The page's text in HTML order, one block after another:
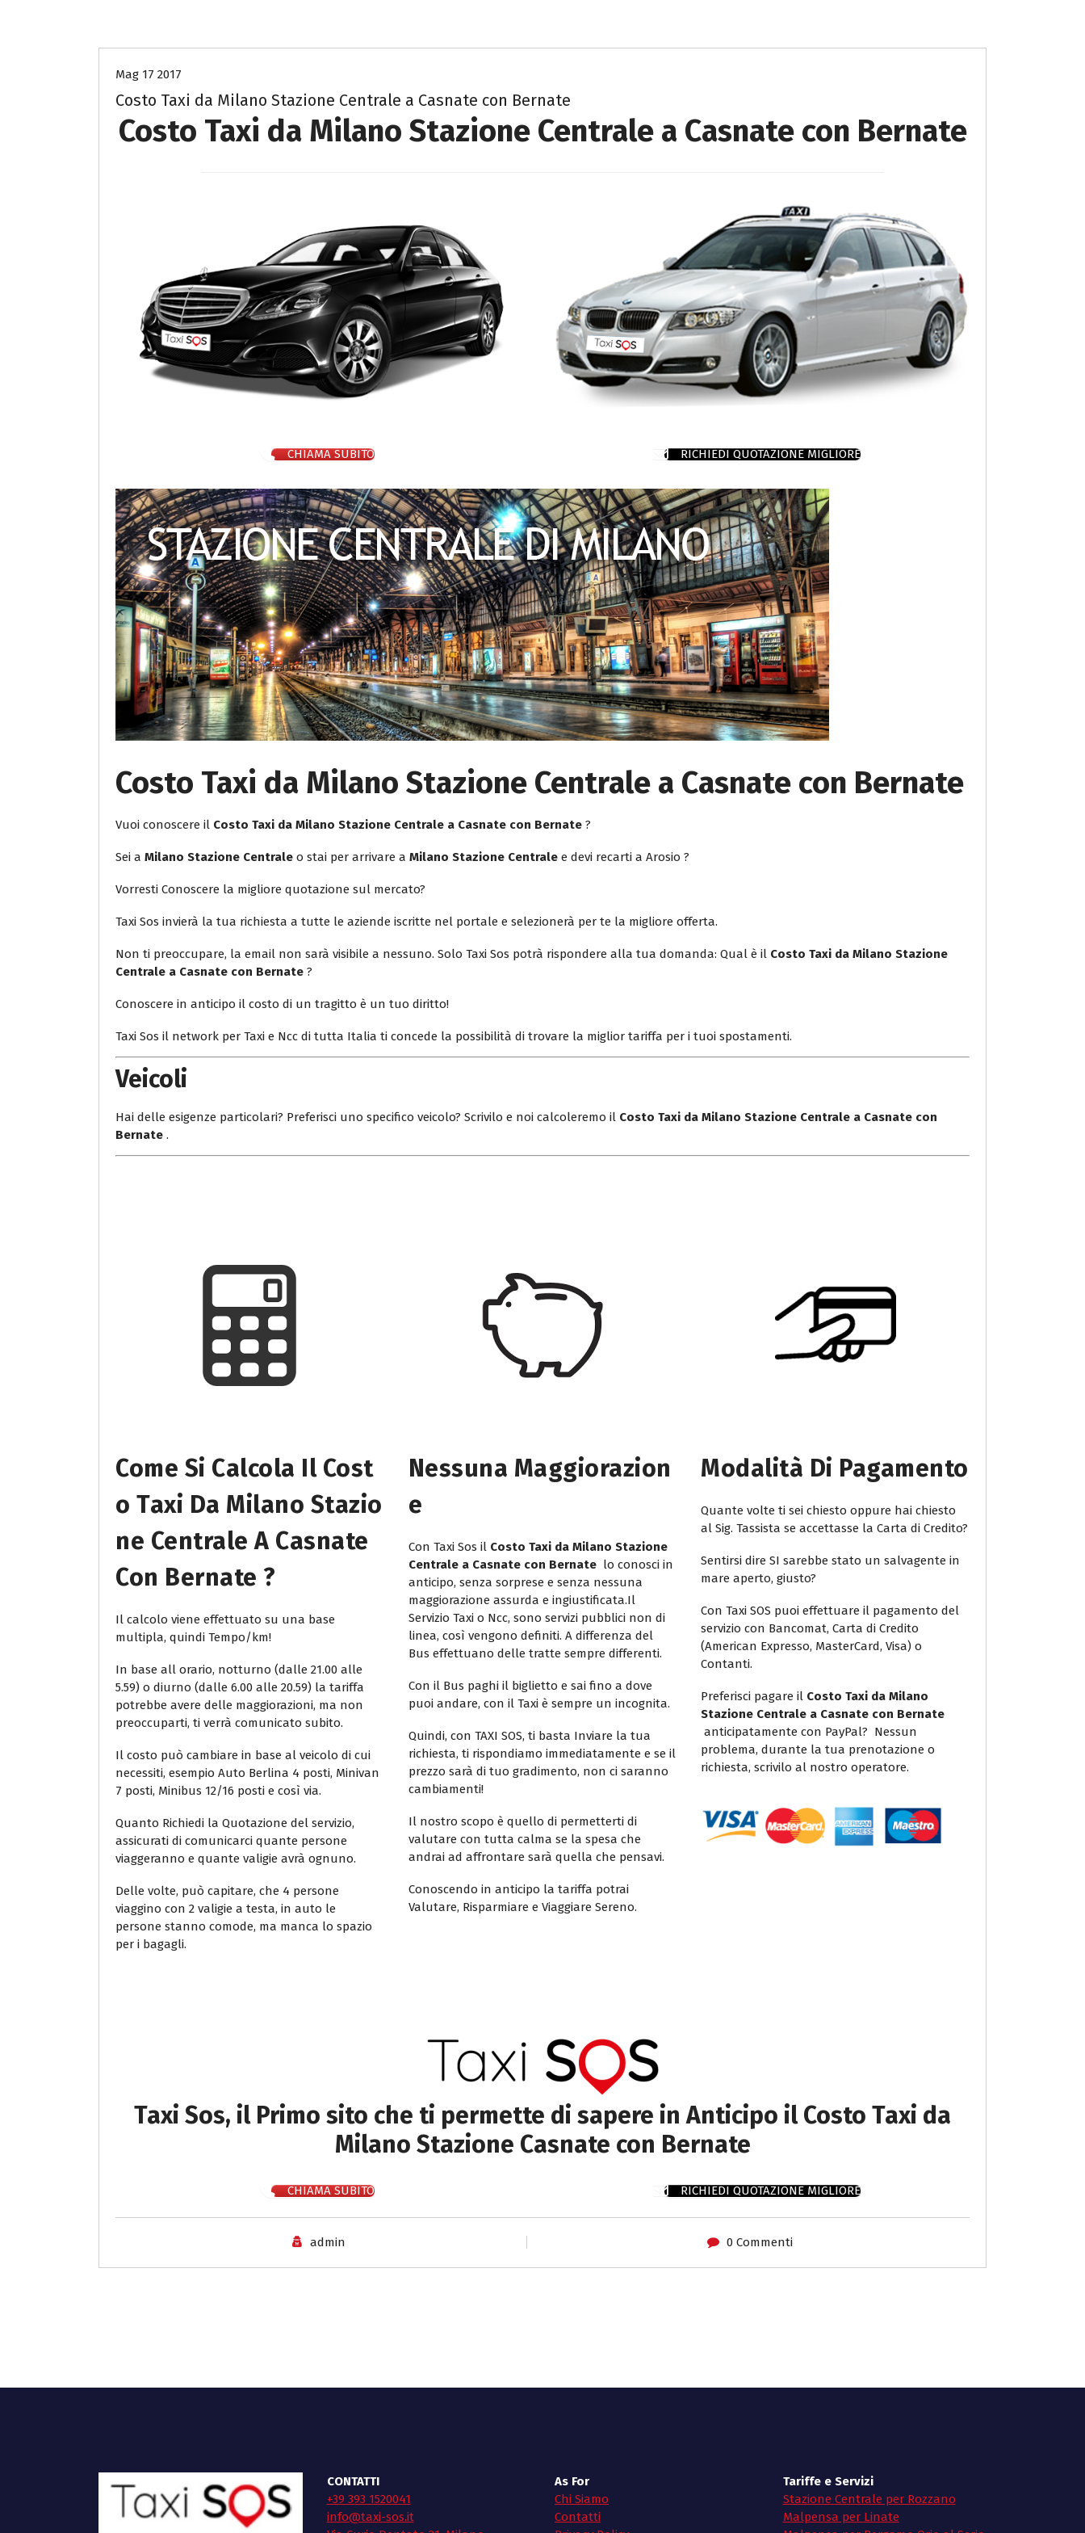
Mag 17 2017
Costo Taxi da Milano Stazione Centrale a Casnate con Bernate
Costo Taxi da Milano Stazione Centrale a Casnate con Bernate
CHIAMA SUBITO RICHIEDI QUOTAZIONE MIGLIORE
Costo Taxi da Milano Stazione Centrale a Casnate con Bernate
Vuoi conoscere il Costo Taxi da Milano Stazione Centrale a Casnate con Bernate ?
Sei a Milano Stazione Centrale o stai per arrivare a Milano Stazione Centrale e devi recarti a Arosio ?
Vorresti Conoscere la migliore quotazione sul mercato?
Taxi Sos invierà la tua richiesta a tutte le aziende iscritte nel portale e selezionerà per te la migliore offerta.
Non ti preoccupare, la email non sarà visibile a nessuno. Solo Taxi Sos potrà rispondere alla tua domanda: Qual è il Costo Taxi da Milano Stazione
Centrale a Casnate con Bernate ?
Conoscere in anticipo il costo di un tragitto è un tuo diritto!
Taxi Sos il network per Taxi e Ncc di tutta Italia ti concede la possibilità di trovare la miglior tariffa per i tuoi spostamenti.
Veicoli
Hai delle esigenze particolari? Preferisci uno specifico veicolo? Scrivilo e noi calcoleremo il Costo Taxi da Milano Stazione Centrale a Casnate con
Bernate .
Come Si Calcola Il Cost
O Taxi Da Milano Stazio
Ne Centrale A Casnate
Con Bernate ?
Il calcolo viene effettuato su una base
multipla, quindi Tempo/km!
In base all orario, notturno (dalle 21.00 alle
5.59) o diurno (dalle 6.00 alle 20.59) la tariffa
potrebbe avere delle maggiorazioni, ma non
preoccuparti, ti verrà comunicato subito.
Il costo può cambiare in base al veicolo di cui
necessiti, esempio Auto Berlina 4 posti, Minivan
7 posti, Minibus 12/16 posti e così via.
Quanto Richiedi la Quotazione del servizio,
assicurati di comunicarci quante persone
viaggeranno e quante valigie avrà ognuno.
Delle volte, può capitare, che 4 persone
viaggino con 2 valigie a testa, in auto le
persone stanno comode, ma manca lo spazio
per i bagagli.
Nessuna Maggiorazion
E
Con Taxi Sos il Costo Taxi da Milano Stazione
Centrale a Casnate con Bernate lo conosci in
anticipo, senza sorprese e senza nessuna
maggiorazione assurda e ingiustificata.Il
Servizio Taxi o Ncc, sono servizi pubblici non di
linea, così vengono definiti. A differenza del
Bus effettuano delle tratte sempre differenti.
Con il Bus paghi il biglietto e sai fino a dove
puoi andare, con il Taxi è sempre un incognita.
Quindi, con TAXI SOS, ti basta Inviare la tua
richiesta, ti rispondiamo immediatamente e se il
prezzo sarà di tuo gradimento, non ci saranno
cambiamenti!
Il nostro scopo è quello di permetterti di
valutare con tutta calma se la spesa che
andrai ad affrontare sarà quella che pensavi.
Conoscendo in anticipo la tariffa potrai
Valutare, Risparmiare e Viaggiare Sereno.
Modalità Di Pagamento
Quante volte ti sei chiesto oppure hai chiesto
al Sig. Tassista se accettasse la Carta di Credito?
Sentirsi dire SI sarebbe stato un salvagente in
mare aperto, giusto?
Con Taxi SOS puoi effettuare il pagamento del
servizio con Bancomat, Carta di Credito
(American Expresso, MasterCard, Visa) o
Contanti.
Preferisci pagare il Costo Taxi da Milano
Stazione Centrale a Casnate con Bernate
anticipatamente con PayPal? Nessun
problema, durante la tua prenotazione o
richiesta, scrivilo al nostro operatore.
Taxi Sos, il Primo sito che ti permette di sapere in Anticipo il Costo Taxi da
Milano Stazione Casnate con Bernate
CHIAMA SUBITO RICHIEDI QUOTAZIONE MIGLIORE
admin 0 Commenti
CONTATTI
+39 393 1520041
info@taxi-sos.it
As For
Chi Siamo
Contatti
Tariffe e Servizi
Stazione Centrale per Rozzano
Malpensa per Linate